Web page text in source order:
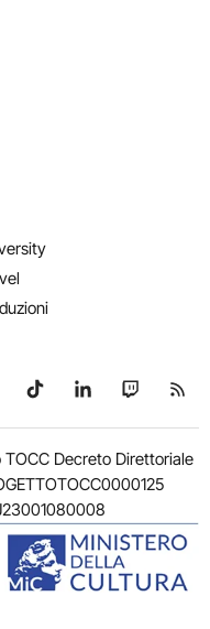
WhatsApp
su Telegram
Seguici su TikTok
Seguici su
Seguici
Decreto Direttoriale